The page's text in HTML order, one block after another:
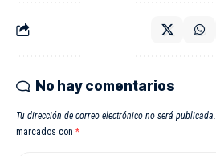
No hay comentarios
Tu dirección de correo electrónico no será publicada.
marcados con *